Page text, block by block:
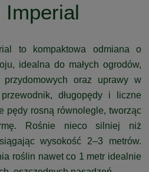
Imperial
to kompaktowa odmiana o
idealna do małych ogrodów,
oraz uprawy w
długopędy i liczne
pędy rosną równolegle, tworząc
Rośnie nieco silniej niż
wysokość 2–3 metrów.
roślin nawet co 1 metr idealnie